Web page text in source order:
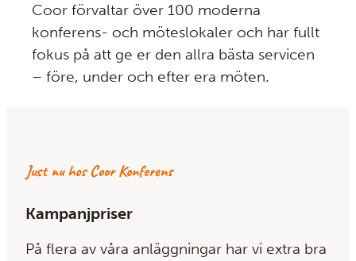
Coor förvaltar över 100 moderna
konferens- och möteslokaler och har fullt
fokus på att ge er den allra bästa servicen
– före, under och efter era möten.
Just nu hos Coor Konferens
Kampanjpriser
På flera av våra anläggningar har vi extra bra